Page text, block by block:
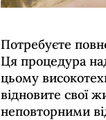
Потребуєте
Ця процедура
цьому
відновите свої
неповторними